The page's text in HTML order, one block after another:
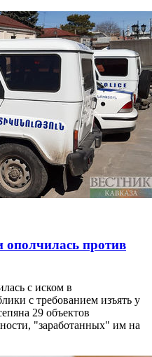
против
с иском в
с требованием изъять у
29 объектов
"заработанных" им на